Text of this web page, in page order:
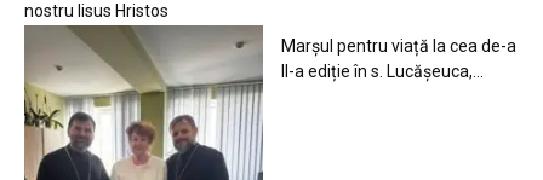
nostru Iisus Hristos
Marșul pentru viață la cea de-a
II-a ediție în s. Lucășeuca,...